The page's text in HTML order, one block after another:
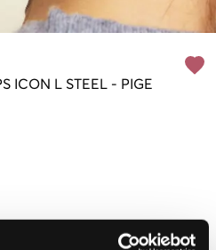
ICON L STEEL - PIGE